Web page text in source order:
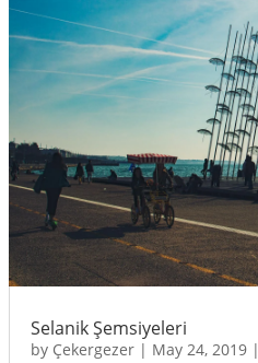
Selanik Şemsiyeleri
by Çekergezer| May 24, 2019|